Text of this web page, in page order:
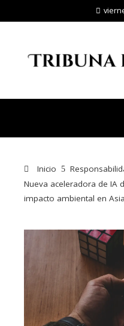
Inicio
Nueva aceleradora de IA
impacto ambiental en Asia